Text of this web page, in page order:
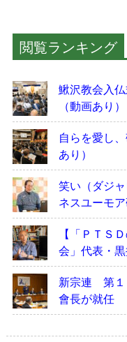
閲覧ランキング
鰍沢教会入
（動画あり）
自らを愛し
あり）
笑い（ダジ
ネスユーモ
【「ＰＴＳ
会」代表・
新宗連 第１
會長が就任